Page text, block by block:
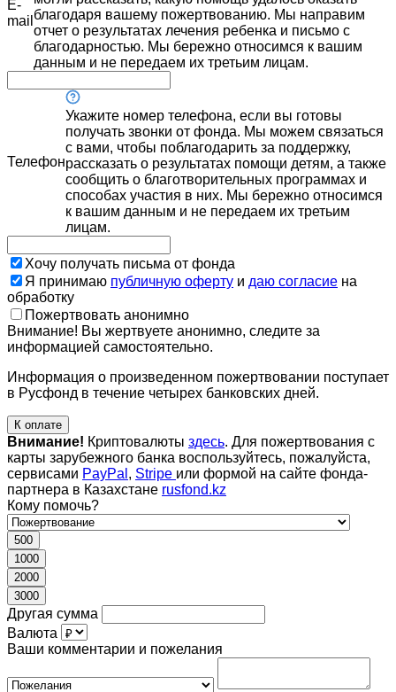
E-
mail благодаря вашему пожертвованию. Мы направим
отчет о результатах лечения ребенка и письмо с
благодарностью. Мы бережно относимся к вашим
данным и не передаем их третьим лицам.
Телефон
Укажите номер телефона, если вы готовы
получать звонки от фонда. Мы можем связаться
с вами, чтобы поблагодарить за поддержку,
рассказать о результатах помощи детям, а также
сообщить о благотворительных программах и
способах участия в них. Мы бережно относимся
к вашим данным и не передаем их третьим
лицам.
Хочу получать письма от фонда
Я принимаю публичную оферту и даю согласие на
обработку
Пожертвовать анонимно
Внимание! Вы жертвуете анонимно, следите за
информацией самостоятельно.
Информация о произведенном пожертвовании поступает
в Русфонд в течение четырех банковских дней.
К оплате
Внимание! Криптовалюты здесь. Для пожертвования с
карты зарубежного банка воспользуйтесь, пожалуйста,
сервисами PayPal , Stripe или формой на сайте фонда-
партнера в Казахстане rusfond.kz
Кому помочь?
500
1000
2000
3000
Другая сумма
Валюта
Ваши комментарии и пожелания